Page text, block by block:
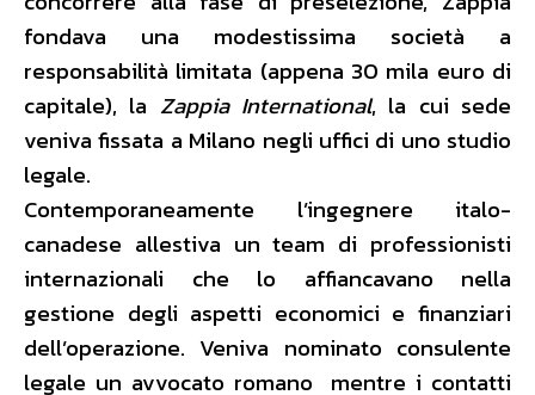
fondava una modestissima società a
responsabilità limitata (appena 30 mila euro di
capitale), la Zappia International, la cui sede
veniva fissata a Milano negli uffici di uno studio
legale.
Contemporaneamente l’ingegnere italo-
canadese allestiva un team di professionisti
internazionali che lo affiancavano nella
gestione degli aspetti economici e finanziari
dell’operazione. Veniva nominato consulente
legale un avvocato romano mentre i contatti